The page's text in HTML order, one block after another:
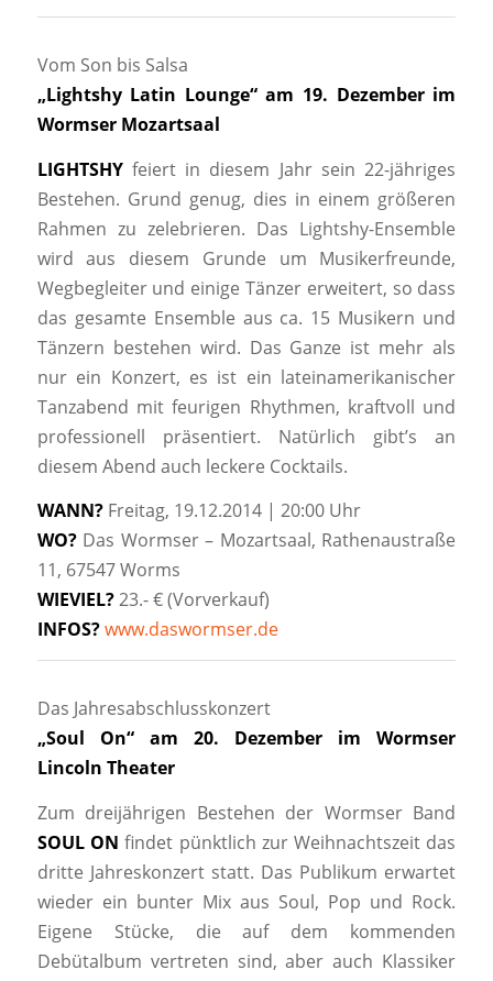
Vom Son bis Salsa
„Lightshy Latin Lounge“ am 19. Dezember im
Wormser Mozartsaal
LIGHTSHYfeiert in diesem Jahr sein 22-jähriges
Bestehen. Grund genug, dies in einem größeren
Rahmen zu zelebrieren. Das Lightshy-Ensemble
wird aus diesem Grunde um Musikerfreunde,
Wegbegleiter und einige Tänzer erweitert, so dass
das gesamte Ensemble aus ca. 15 Musikern und
Tänzern bestehen wird. Das Ganze ist mehr als
nur ein Konzert, es ist ein lateinamerikanischer
Tanzabend mit feurigen Rhythmen, kraftvoll und
professionell präsentiert. Natürlich gibt’s an
diesem Abend auch leckere Cocktails.
WANN?Freitag, 19.12.2014 | 20:00 Uhr
WO?Das Wormser – Mozartsaal, Rathenaustraße
11, 67547 Worms
WIEVIEL?23.- € (Vorverkauf)
INFOS? www.daswormser.de
Das Jahresabschlusskonzert
„Soul On“ am 20. Dezember im Wormser
Lincoln Theater
Zum dreijährigen Bestehen der Wormser Band
SOUL ON findet pünktlich zur Weihnachtszeit das
dritte Jahreskonzert statt. Das Publikum erwartet
wieder ein bunter Mix aus Soul, Pop und Rock.
Eigene Stücke, die auf dem kommenden
Debütalbum vertreten sind, aber auch Klassiker